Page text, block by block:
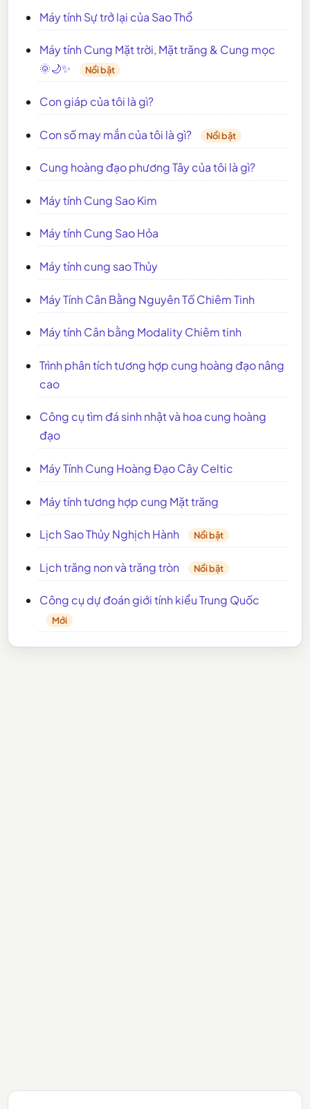
Máy tính Sự trở lại của Sao Thổ
Máy tính Cung Mặt trời, Mặt trăng & Cung mọc
🌞🌙✨
Nổi bật
Con giáp của tôi là gì?
Con số may mắn của tôi là gì? Nổi bật
Cung hoàng đạo phương Tây của tôi là gì?
Máy tính Cung Sao Kim
Máy tính Cung Sao Hỏa
Máy tính cung sao Thủy
Máy Tính Cân Bằng Nguyên Tố Chiêm Tinh
Máy tính Cân bằng Modality Chiêm tinh
Trình phân tích tương hợp cung hoàng đạo nâng
cao
Công cụ tìm đá sinh nhật và hoa cung hoàng
đạo
Máy Tính Cung Hoàng Đạo Cây Celtic
Máy tính tương hợp cung Mặt trăng
Lịch Sao Thủy Nghịch Hành Nổi bật
Lịch trăng non và trăng tròn Nổi bật
Công cụ dự đoán giới tính kiểu Trung Quốc
Mới